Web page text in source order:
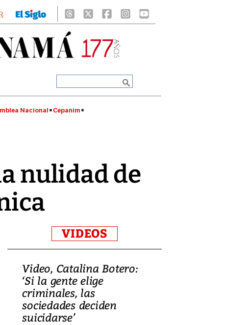
Nacional Cepanim
nulidad de
VIDEOS
Video, Catalina Botero:
‘Si la gente elige
criminales, las
sociedades deciden
suicidarse’